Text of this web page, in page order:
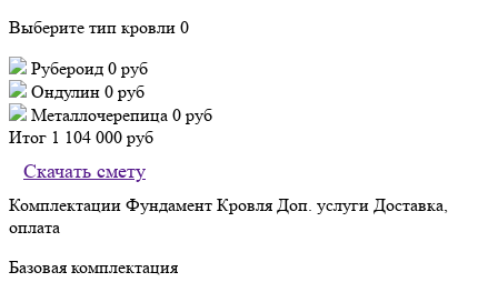
Выберите тип кровли 0
Рубероид 0 руб
Ондулин 0 руб
Металлочерепица 0 руб
Итог 1 104 000 руб
Скачать смету
Комплектации Фундамент Кровля Доп. услуги Доставка,
оплата
Базовая комплектация